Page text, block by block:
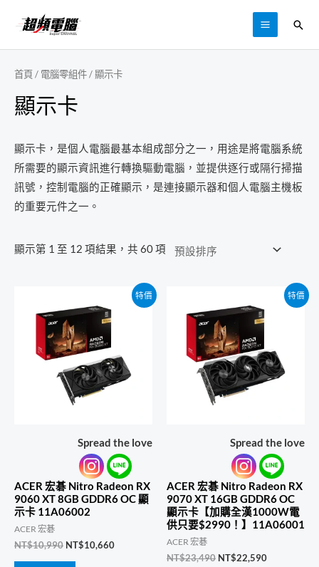
主
MAIN
搜
尋
首頁/ 電腦零組件/ 顯示卡
顯示卡
顯示卡，是個人電腦最基本組成部分之一，用途是將電腦系統
所需要的顯示資訊進行轉換驅動電腦，並提供逐行或隔行掃描
訊號，控制電腦的正確顯示，是連接顯示器和個人電腦主機板
的重要元件之一。
顯示第 1 至 12 項結果，共 60 項
特價
Spread the love
ACER 宏碁 Nitro Radeon RX
9060 XT 8GB GDDR6 OC 顯
示卡 11A06002
ACER 宏碁
NT$10,990 原
NT$10,660目
特價
Spread the love
ACER 宏碁 Nitro Radeon RX
9070 XT 16GB GDDR6 OC
顯示卡【加購全漢1000W電
供只要$2990！】11A06001
ACER 宏碁
NT$23,490 原
NT$22,590目